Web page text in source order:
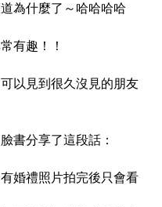
為什麼了～哈哈哈哈
有趣！！
以見到很久沒見的朋友
書分享了這段話：
婚禮照片拍完後只會看